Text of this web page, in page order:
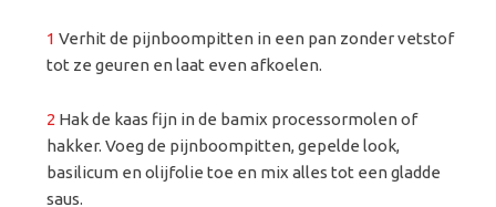
1Verhit de pijnboompitten in een pan zonder vetstof
tot ze geuren en laat even afkoelen.
2 Hak de kaas fijn in de bamix processormolen of
hakker. Voeg de pijnboompitten, gepelde look,
basilicum en olijfolie toe en mix alles tot een gladde
saus.